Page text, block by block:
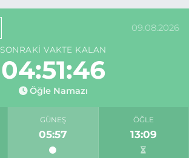
09.08.2026
SONRAKI VAKTE KALAN
04:51:46
Öğle Namazı
GÜNEŞ
05:57
ÖĞLE
13:09